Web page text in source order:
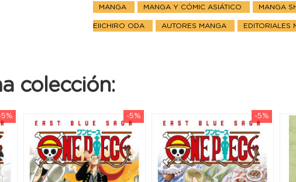
MANGA MANGA Y CÓMIC ASIÁTICO MANGA
EIICHIRO ODA AUTORES MANGA EDITORIALES
colección:
5% -5% -5%